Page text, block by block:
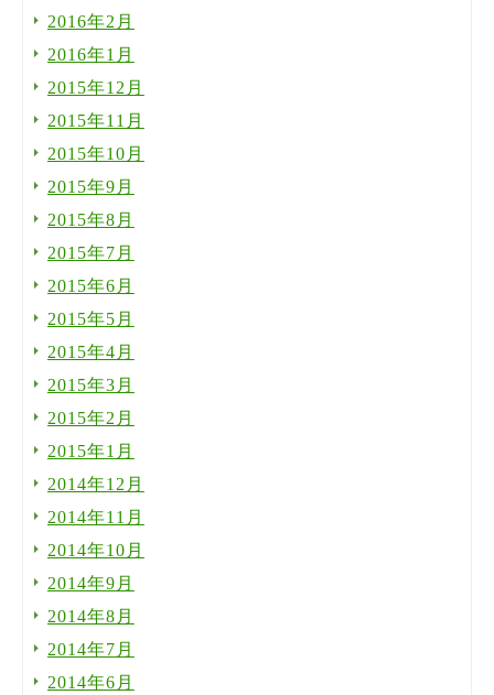
2016年2月
2016年1月
2015年12月
2015年11月
2015年10月
2015年9月
2015年8月
2015年7月
2015年6月
2015年5月
2015年4月
2015年3月
2015年2月
2015年1月
2014年12月
2014年11月
2014年10月
2014年9月
2014年8月
2014年7月
2014年6月